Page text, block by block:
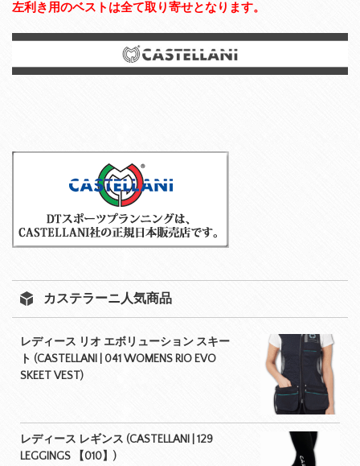
左利き用のベストは全て取り寄せとなります。
カステラーニ人気商品
レディース リオ エボリューション スキー
ト (CASTELLANI | 041 WOMENS RIO EVO
SKEET VEST)
レディース レギンス (CASTELLANI | 129
LEGGINGS 【010】)